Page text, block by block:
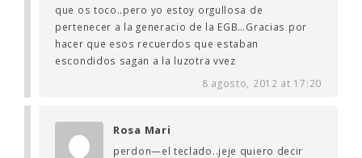
que os toco..pero yo estoy orgullosa de
pertenecer a la generacio de la EGB…Gracias por
hacer que esos recuerdos que estaban
escondidos sagan a la luzotra vvez
8 agosto, 2012 at 17:20
Rosa Mari
perdon—el teclado..jeje quiero decir